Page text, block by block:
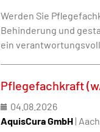
Werden Sie
Behinderung und
ein
Pflegefachkraft
04.08.2026
AquisCura GmbH|